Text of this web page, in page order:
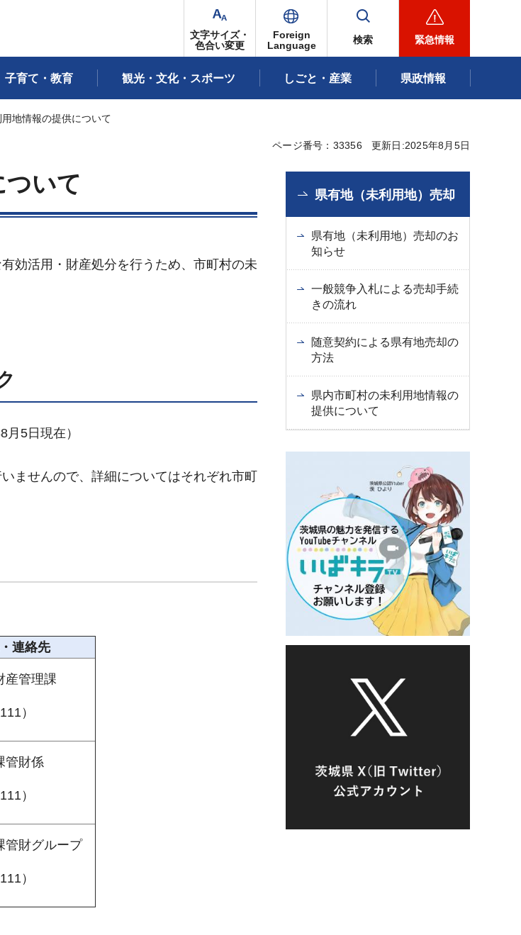
文字サイズ・
色合い変更
Foreign
Language
検索 緊急情報
子育て・教育 観光・文化・スポーツ しごと・産業 県政情報
地情報の提供について
ページ番号：33356 更新日:2025年8月5日
ついて
効活用・財産処分を行うため、市町村の未
5日現在）
ませんので、詳細についてはそれぞれ市町
連絡先
産管理課
）
管財係
）
管財グループ
）
県有地（未利用地）売却
県有地（未利用地）売却のお
知らせ
一般競争入札による売却手続
きの流れ
随意契約による県有地売却の
方法
県内市町村の未利用地情報の
提供について